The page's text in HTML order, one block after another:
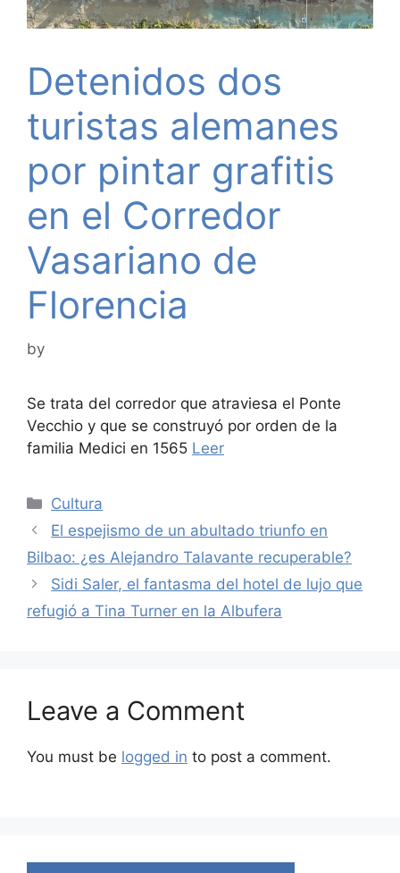
Detenidos dos
turistas alemanes
por pintar grafitis
en el Corredor
Vasariano de
Florencia
by
Se trata del corredor que atraviesa el Ponte
Vecchio y que se construyó por orden de la
familia Medici en 1565 Leer
Categories
Cultura
El espejismo de un abultado triunfo en
Bilbao: ¿es Alejandro Talavante recuperable?
Sidi Saler, el fantasma del hotel de lujo que
refugió a Tina Turner en la Albufera
Leave a Comment
You must be logged in to post a comment.